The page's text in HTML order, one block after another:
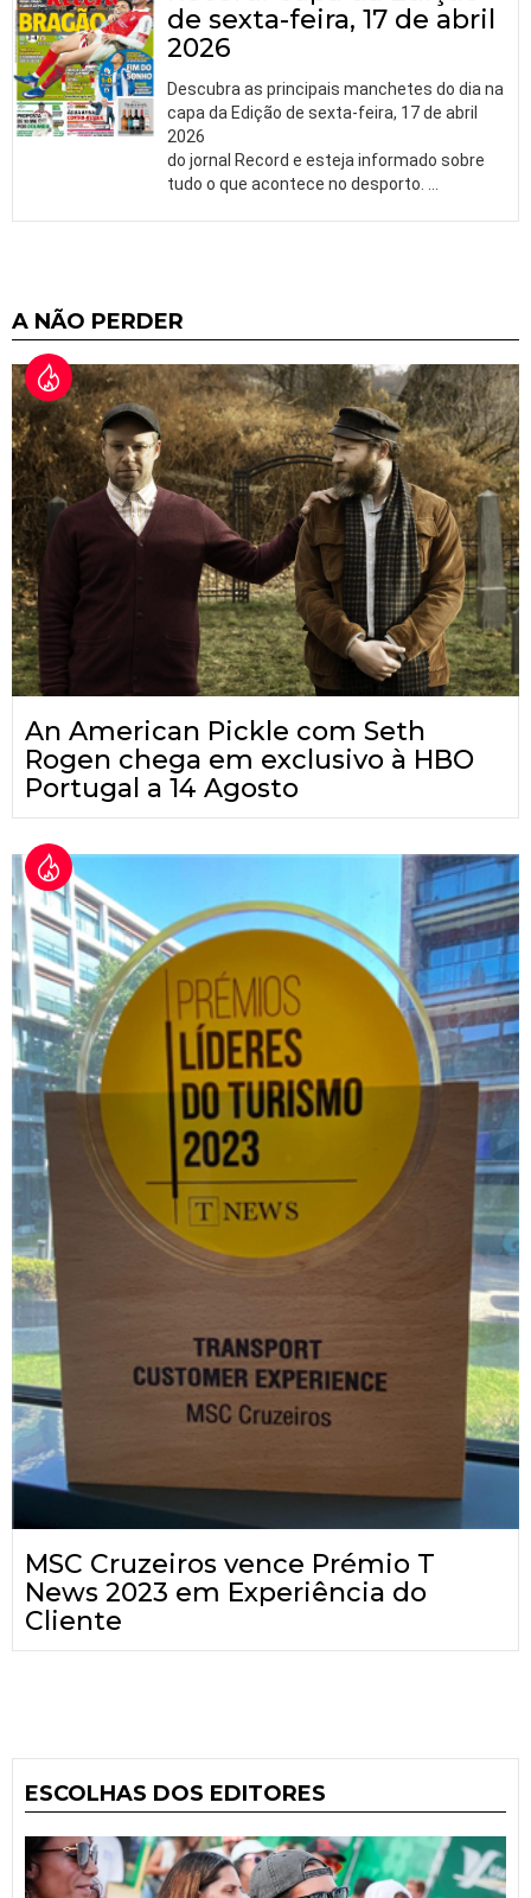
de sexta-feira, 17 de abril
2026
Descubra as principais manchetes do dia na
capa da Edição de sexta-feira, 17 de abril
2026
do jornal Record e esteja informado sobre
tudo o que acontece no desporto.
A NÃO PERDER
An American Pickle com Seth
Rogen chega em exclusivo à HBO
Portugal a 14 Agosto
MSC Cruzeiros vence Prémio T
News 2023 em Experiência do
Cliente
ESCOLHAS DOS EDITORES